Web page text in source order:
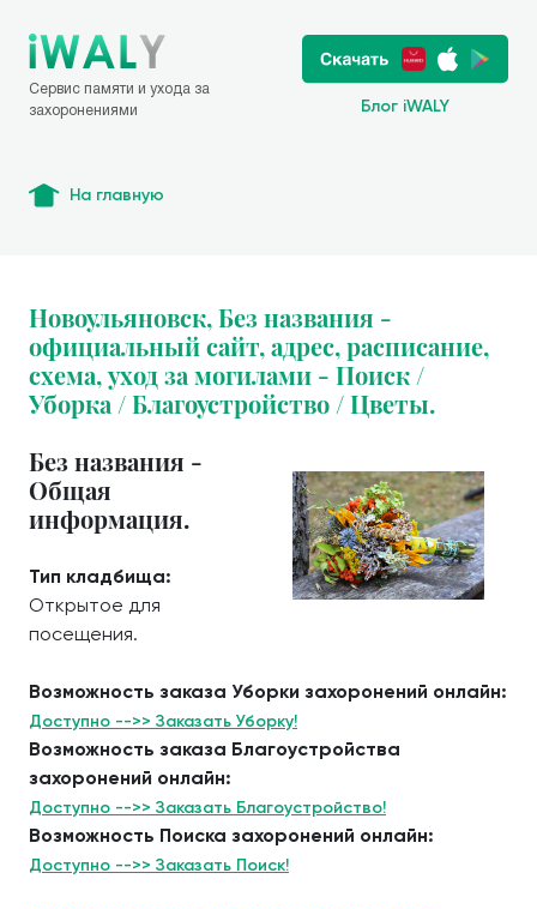
Сервис памяти и ухода за
захоронениями
Блог iWALY
На главную
Новоульяновск, Без названия -
официальный сайт, адрес, расписание,
схема, уход за могилами - Поиск /
Уборка / Благоустройство / Цветы.
Без названия -
Общая
информация.
Тип кладбища:
Открытое для
посещения.
Возможность заказа Уборки захоронений онлайн:
Доступно -->> Заказать Уборку!
Возможность заказа Благоустройства
захоронений онлайн:
Доступно -->> Заказать Благоустройство!
Возможность Поиска захоронений онлайн:
Доступно -->> Заказать Поиск!